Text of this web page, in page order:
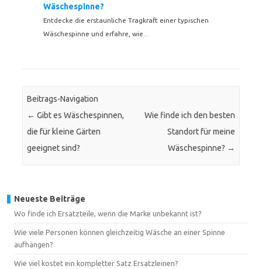
Wäschespinne?
Entdecke die erstaunliche Tragkraft einer typischen
Wäschespinne und erfahre, wie...
Beitrags-Navigation
← Gibt es Wäschespinnen,
die für kleine Gärten
geeignet sind?
Wie finde ich den besten
Standort für meine
Wäschespinne? →
Neueste Beiträge
Wo finde ich Ersatzteile, wenn die Marke unbekannt ist?
Wie viele Personen können gleichzeitig Wäsche an einer Spinne
aufhängen?
Wie viel kostet ein kompletter Satz Ersatzleinen?